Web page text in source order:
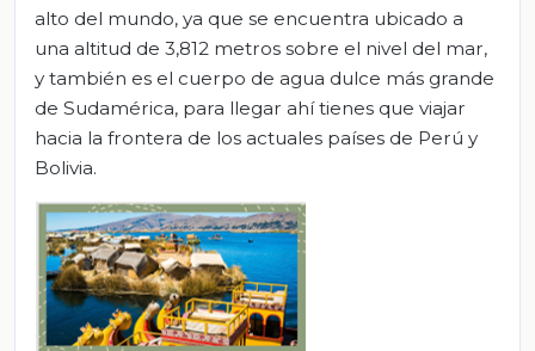
alto del mundo, ya que se encuentra ubicado a
una altitud de 3,812 metros sobre el nivel del mar,
y también es el cuerpo de agua dulce más grande
de Sudamérica, para llegar ahí tienes que viajar
hacia la frontera de los actuales países de Perú y
Bolivia.